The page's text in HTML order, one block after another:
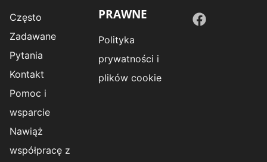
Często
Zadawane
Pytania
Kontakt
Pomoc i
wsparcie
Nawiąż
współpracę z
PRAWNE
Polityka
prywatności i
plików cookie